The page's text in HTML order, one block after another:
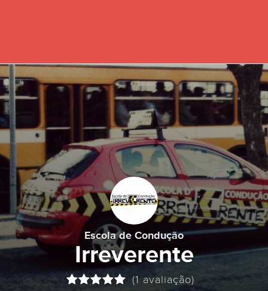
Escola de Condução
Irreverente
(1 avaliação)